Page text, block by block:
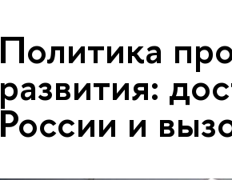
Политика
развития:
России и